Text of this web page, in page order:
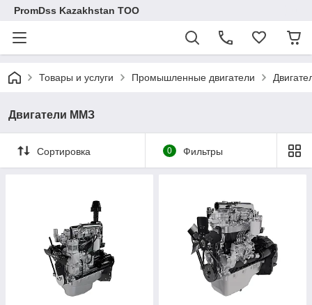
PromDss Kazakhstan TOO
Товары и услуги Промышленные двигатели
Двигатели ММЗ
Сортировка 0 Фильтры